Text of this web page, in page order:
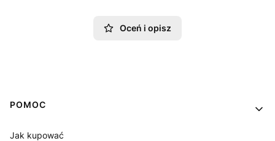
Oceń i opisz
Linki w stopce
POMOC
Jak kupować